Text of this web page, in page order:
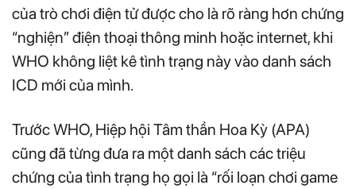
của trò chơi điện tử được cho là rõ ràng hơn chứng
“nghiện” điện thoại thông minh hoặc internet, khi
WHO không liệt kê tình trạng này vào danh sách
ICD mới của mình.
Trước WHO, Hiệp hội Tâm thần Hoa Kỳ (APA)
cũng đã từng đưa ra một danh sách các triệu
chứng của tình trạng họ gọi là “rối loạn chơi game